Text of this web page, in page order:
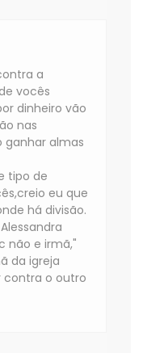
a
vocês
dinheiro vão
nas
ganhar almas
tipo de
eu que
há divisão.
não e irmã,"
da igreja
contra o outro